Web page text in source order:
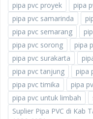
pipa pvc proyek
pipa
pipa pvc samarinda
pipa pvc semarang
pipa pvc sorong
pipa
pipa pvc surakarta
pipa pvc tanjung
pipa
pipa pvc timika
pipa
pipa pvc untuk limbah
Suplier Pipa PVC di Kab